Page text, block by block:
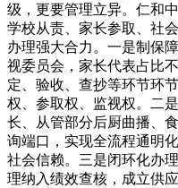
级，更要管理立异。仁和
学校从责、家长参取、社
办理强大合力。一是制保
视委员会，家长代表占比
定、验收、查抄等环节环
权、参取权、监视权。二
长、从管部分后厨曲播、
询端口，实现全流程通明
社会信赖。三是闭环化办
理纳入绩效查核，成立供